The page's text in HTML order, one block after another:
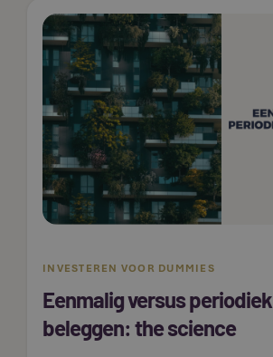
INVESTEREN VOOR DUMMIES
Eenmalig versus periodiek
beleggen: the science